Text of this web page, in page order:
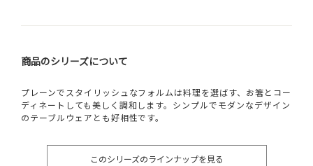
商品のシリーズについて
プレーンでスタイリッシュなフォルムは料理を選ばす、お箸とコー
ディネートしても美しく調和します。シンプルでモダンなデザイン
のテーブルウェアとも好相性です。
このシリーズのラインナップを見る